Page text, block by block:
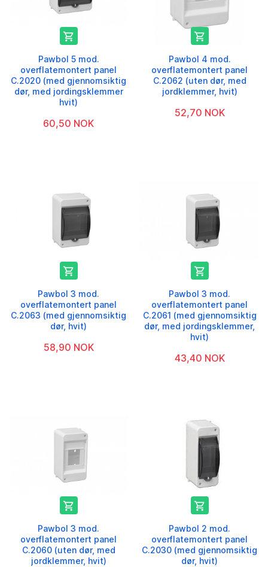

Pawbol 5 mod.
overflatemontert panel
C.2020 (med gjennomsiktig
dør, med jordingsklemmer
hvit)
60,50 NOK

Pawbol 4 mod.
overflatemontert panel
C.2062 (uten dør, med
jordklemmer, hvit)
52,70 NOK

Pawbol 3 mod.
overflatemontert panel
C.2063 (med gjennomsiktig
dør, hvit)
58,90 NOK

Pawbol 3 mod.
overflatemontert panel
C.2061 (med gjennomsiktig
dør, med jordingsklemmer,
hvit)
43,40 NOK

Pawbol 3 mod.
overflatemontert panel
C.2060 (uten dør, med
jordklemmer, hvit)

Pawbol 2 mod.
overflatemontert panel
C.2030 (med gjennomsiktig
dør, hvit)